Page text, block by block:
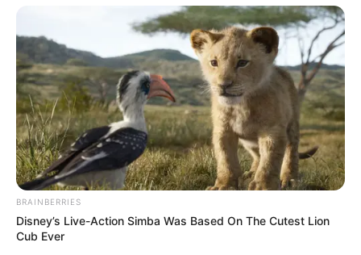
BRAINBERRIES
Disney’s Live-Action Simba Was Based On The Cutest Lion
Cub Ever